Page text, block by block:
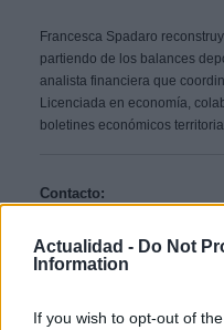
Actualidad - Do Not
Information
If you wish to opt-out of
Francesca Spadaro
partiendo de los balances
analista financiera que
Licenciada en economía,
boletines económicos
Contacto: